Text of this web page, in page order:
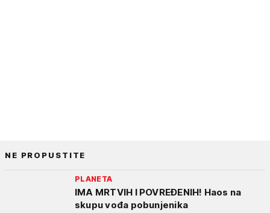
NE PROPUSTITE
PLANETA
IMA MRTVIH I POVREĐENIH! Haos na
skupu vođa pobunjenika